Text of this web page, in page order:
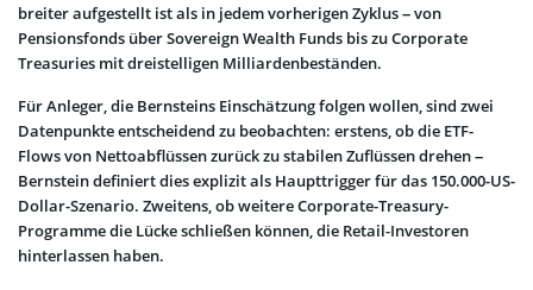
breiter aufgestellt ist als in jedem vorherigen Zyklus – von
Pensionsfonds über Sovereign Wealth Funds bis zu Corporate
Treasuries mit dreistelligen Milliardenbeständen.
Für Anleger, die Bernsteins Einschätzung folgen wollen, sind zwei
Datenpunkte entscheidend zu beobachten: erstens, ob die ETF-
Flows von Nettoabflüssen zurück zu stabilen Zuflüssen drehen –
Bernstein definiert dies explizit als Haupttrigger für das 150.000-US-
Dollar-Szenario. Zweitens, ob weitere Corporate-Treasury-
Programme die Lücke schließen können, die Retail-Investoren
hinterlassen haben.